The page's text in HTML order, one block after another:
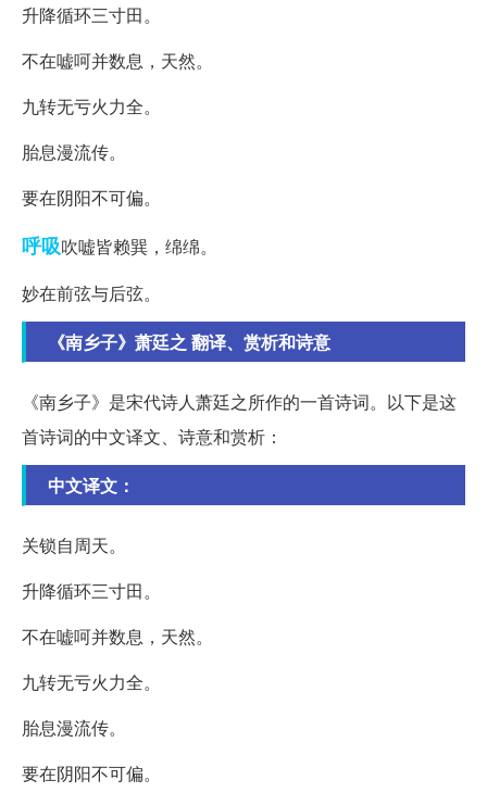
升降循环三寸田。
不在嘘呵并数息，天然。
九转无亏火力全。
胎息漫流传。
要在阴阳不可偏。
呼吸吹嘘皆赖巽，绵绵。
妙在前弦与后弦。
《南乡子》萧廷之 翻译、赏析和诗意
《南乡子》是宋代诗人萧廷之所作的一首诗词。以下是这
首诗词的中文译文、诗意和赏析：
中文译文：
关锁自周天。
升降循环三寸田。
不在嘘呵并数息，天然。
九转无亏火力全。
胎息漫流传。
要在阴阳不可偏。